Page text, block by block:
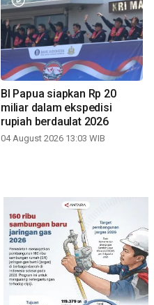
BI Papua siapkan Rp 20
miliar dalam ekspedisi
rupiah berdaulat 2026
04 August 2026 13:03 WIB